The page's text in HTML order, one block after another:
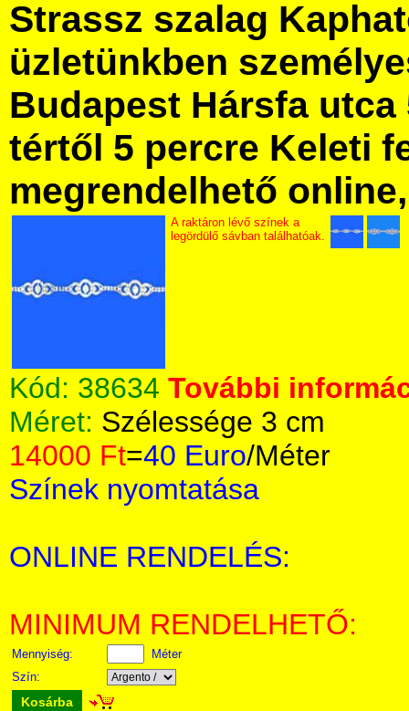
Strassz szalag
üzletünkben
Budapest Hársfa utca
tértől 5 percre Keleti
megrendelhető
A raktáron lévő színek a
legördülő sávban találhatóak.
Kód: 38634 További
Méret: Szélessége 3 cm
14000 Ft=40 Euro/Méter
Színek nyomtatása
ONLINE RENDELÉS:
MINIMUM RENDELHETŐ:
Mennyiség:
Méter
Szín:
Kosárba